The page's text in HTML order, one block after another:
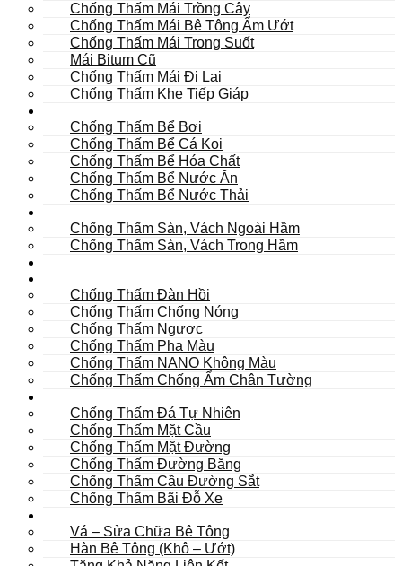
Chống Thấm Mái Trồng Cây
Chống Thấm Mái Bê Tông Ẩm Ướt
Chống Thấm Mái Trong Suốt
Mái Bitum Cũ
Chống Thấm Mái Đi Lại
Chống Thấm Khe Tiếp Giáp
Chống Thấm Bể Bơi
Chống Thấm Bể Cá Koi
Chống Thấm Bể Hóa Chất
Chống Thấm Bể Nước Ăn
Chống Thấm Bể Nước Thải
Chống Thấm Sàn, Vách Ngoài Hầm
Chống Thấm Sàn, Vách Trong Hầm
Chống Thấm Đàn Hồi
Chống Thấm Chống Nóng
Chống Thấm Ngược
Chống Thấm Pha Màu
Chống Thấm NANO Không Màu
Chống Thấm Chống Ẩm Chân Tường
Chống Thấm Đá Tự Nhiên
Chống Thấm Mặt Cầu
Chống Thấm Mặt Đường
Chống Thấm Đường Băng
Chống Thấm Cầu Đường Sắt
Chống Thấm Bãi Đỗ Xe
Vá – Sửa Chữa Bê Tông
Hàn Bê Tông (Khô – Ướt)